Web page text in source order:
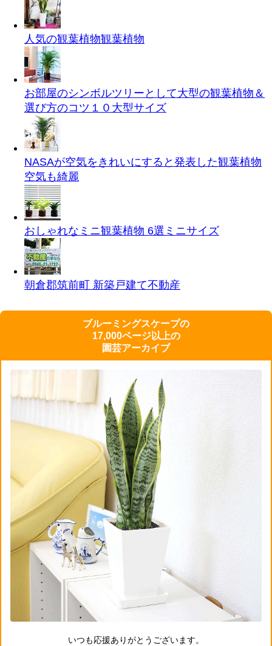
人気の観葉植物観葉植物
お部屋のシンボルツリーとして大型の観葉植物＆
選び方のコツ１０ 大型サイズ
NASAが空気をきれいにすると発表した観葉植物
空気も綺麗
おしゃれなミニ観葉植物 6選 ミニサイズ
朝倉郡筑前町 新築戸建て不動産
ブルーミングスケープの
17,000ページ以上の
園芸アーカイブ
いつも応援ありがとうございます。